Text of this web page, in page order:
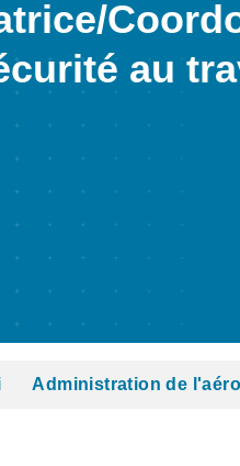
au
Administration de